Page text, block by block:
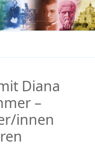
Diana
–
innen